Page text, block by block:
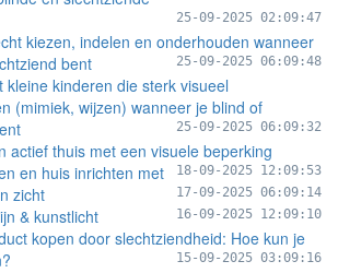
25-09-2025 02:09:47
kiezen, indelen en onderhouden wanneer
bent
25-09-2025 06:09:48
kleine kinderen die sterk visueel
(mimiek, wijzen) wanneer je blind of
25-09-2025 06:09:32
actief thuis met een visuele beperking
18-09-2025 12:09:53
en huis inrichten met
zicht
17-09-2025 06:09:14
& kunstlicht 16-09-2025 12:09:10
kopen door slechtziendheid: Hoe kun je
15-09-2025 03:09:16